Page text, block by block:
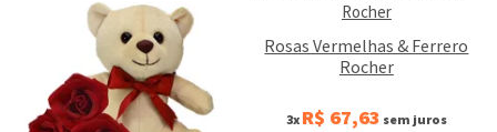
Rosas Vermelhas & Ferrero
Rocher
3x R$ 67,63 sem juros